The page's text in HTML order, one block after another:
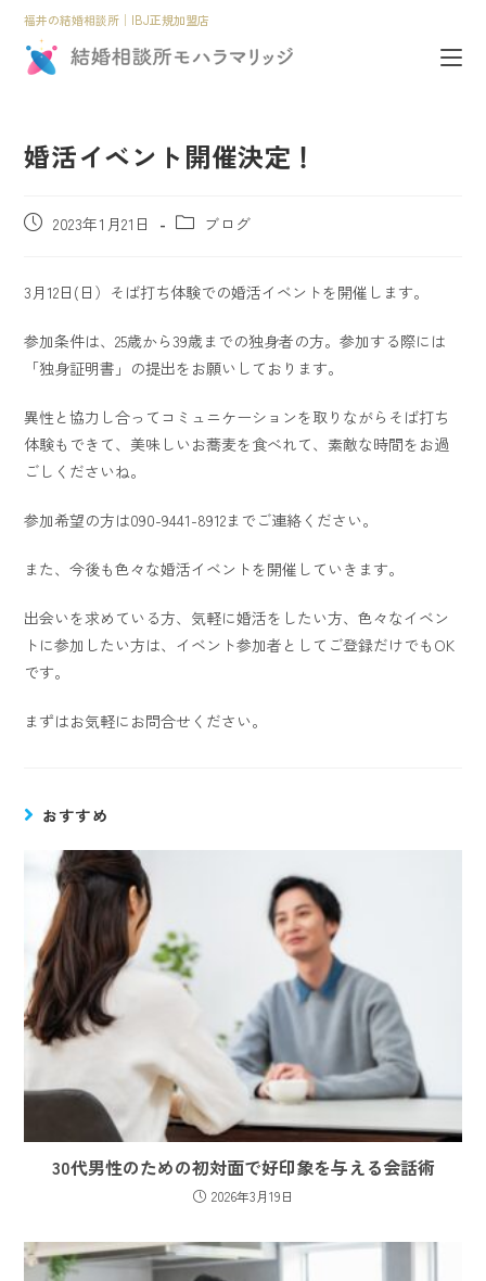
福井の結婚相談所│IBJ正規加盟店
婚活イベント開催決定！
2023年1月21日 ブログ
3月12日(日）そば打ち体験での婚活イベントを開催します。
参加条件は、25歳から39歳までの独身者の方。参加する際には
「独身証明書」の提出をお願いしております。
異性と協力し合ってコミュニケーションを取りながらそば打ち
体験もできて、美味しいお蕎麦を食べれて、素敵な時間をお過
ごしくださいね。
参加希望の方は090-9441-8912までご連絡ください。
また、今後も色々な婚活イベントを開催していきます。
出会いを求めている方、気軽に婚活をしたい方、色々なイベン
トに参加したい方は、イベント参加者としてご登録だけでもOK
です。
まずはお気軽にお問合せください。
おすすめ
30代男性のための初対面で好印象を与える会話術
2026年3月19日